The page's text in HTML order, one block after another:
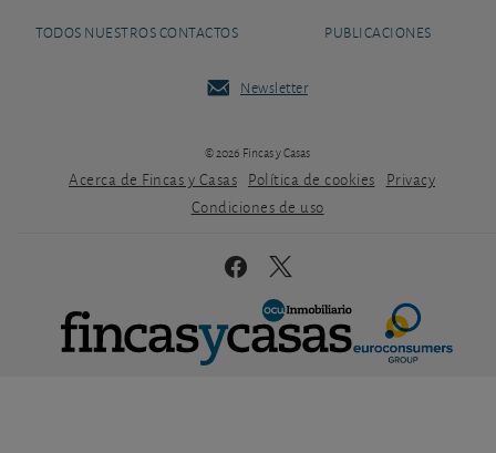
TODOS NUESTROS CONTACTOS PUBLICACIONES
Newsletter
© 2026 Fincas y Casas
Acerca de Fincas y Casas Política de cookies
Privacy
Condiciones de uso